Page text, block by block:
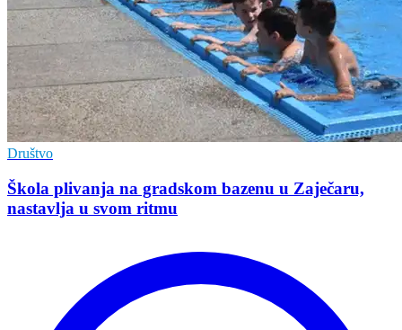
Društvo
Škola plivanja na gradskom bazenu u Zaječaru,
nastavlja u svom ritmu